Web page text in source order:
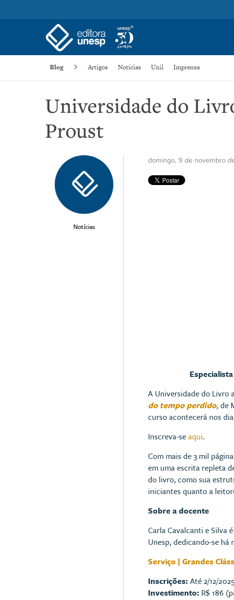
Blog Artigos Notícias Unil Imprensa
Universidade do
Proust
Notícias
domingo, 9 de novembro
A Universidade do Livro
do tempo perdido, de
curso acontecerá nos
Inscreva-seaqui.
Com mais de 3 mil
em uma escrita repleta
do livro, como sua
iniciantes quanto a
Sobre a docente
Carla Cavalcanti e Silva
Unesp, dedicando-se há
Serviço | Grandes
Inscrições: Até 2/12/2025
Investimento: R$ 186